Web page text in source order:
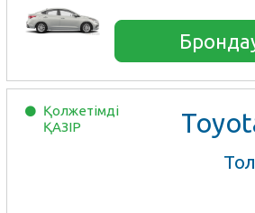
Қолжетімді
ҚАЗІР
Toyota